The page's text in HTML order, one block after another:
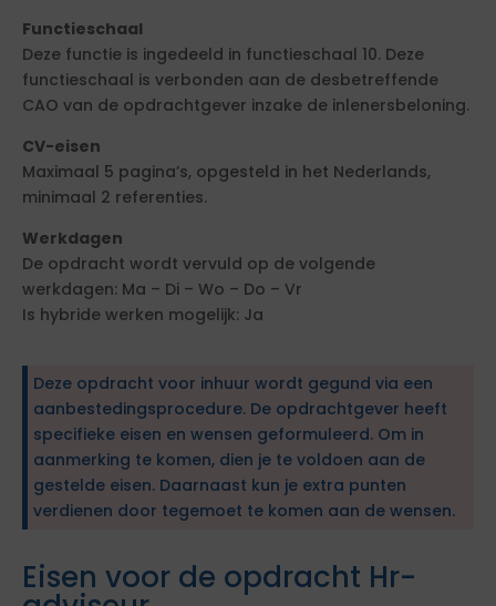
Functieschaal
Deze functie is ingedeeld in functieschaal 10. Deze
functieschaal is verbonden aan de desbetreffende
CAO van de opdrachtgever inzake de inlenersbeloning.
CV-eisen
Maximaal 5 pagina’s, opgesteld in het Nederlands,
minimaal 2 referenties.
Werkdagen
De opdracht wordt vervuld op de volgende
werkdagen: Ma – Di – Wo – Do – Vr
Is hybride werken mogelijk: Ja
Deze opdracht voor inhuur wordt gegund via een
aanbestedingsprocedure. De opdrachtgever heeft
specifieke eisen en wensen geformuleerd. Om in
aanmerking te komen, dien je te voldoen aan de
gestelde eisen. Daarnaast kun je extra punten
verdienen door tegemoet te komen aan de wensen.
Eisen voor de opdracht Hr-